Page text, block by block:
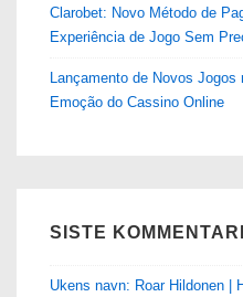
Clarobet: Novo Método de
Experiência de Jogo Sem
Lançamento de Novos
Emoção do Cassino Online
SISTE
Ukens navn: Roar Hildonen |